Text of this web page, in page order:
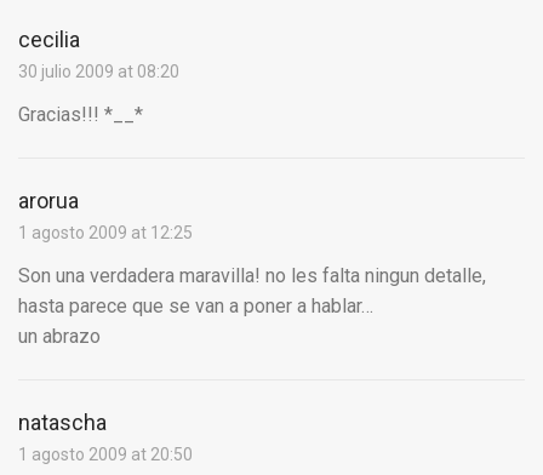
cecilia
30 julio 2009 at 08:20
Gracias!!! *__*
arorua
1 agosto 2009 at 12:25
Son una verdadera maravilla! no les falta ningun detalle,
hasta parece que se van a poner a hablar…
un abrazo
natascha
1 agosto 2009 at 20:50